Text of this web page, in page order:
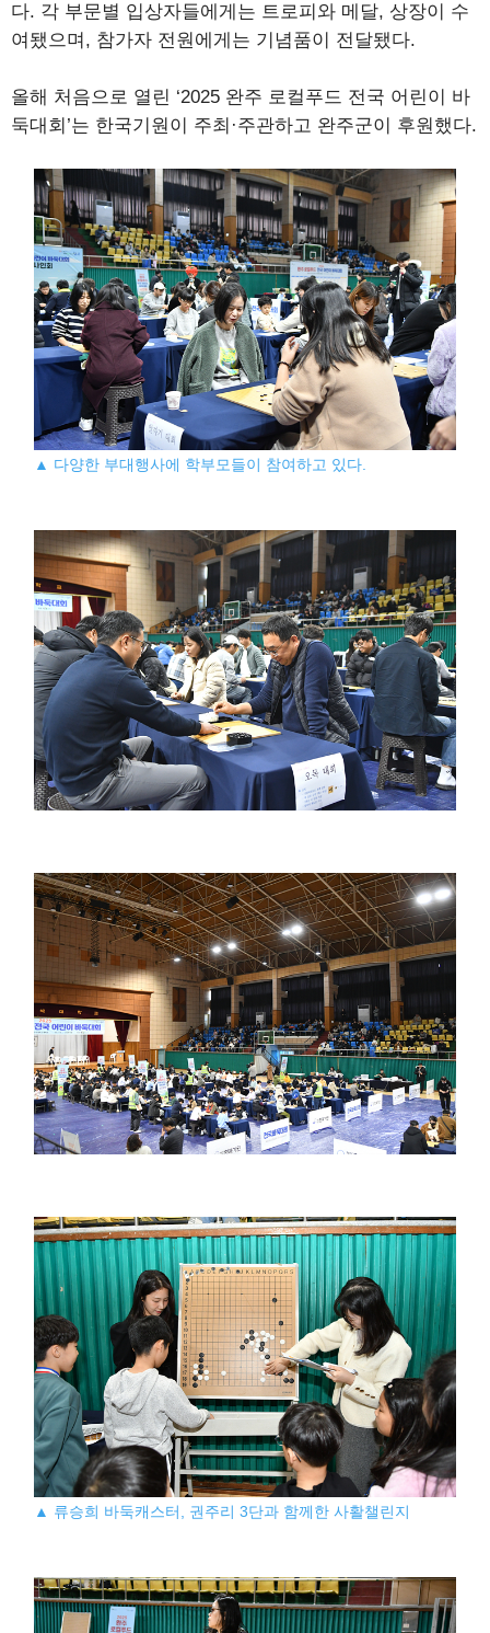
다. 각 부문별 입상자들에게는 트로피와 메달, 상장이 수
여됐으며, 참가자 전원에게는 기념품이 전달됐다.
올해 처음으로 열린 ‘2025 완주 로컬푸드 전국 어린이 바
둑대회’는 한국기원이 주최·주관하고 완주군이 후원했다.
▲ 다양한 부대행사에 학부모들이 참여하고 있다.
▲ 류승희 바둑캐스터, 권주리 3단과 함께한 사활챌린지